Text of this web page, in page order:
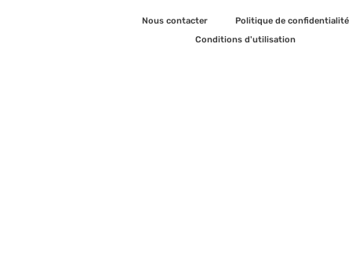
Nous contacter
Politique de confidentialité
Conditions d'utilisation